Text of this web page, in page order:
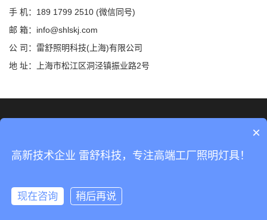
手 机：189 1799 2510 (微信同号)
邮 箱：info@shlskj.com
公 司：雷舒照明科技(上海)有限公司
地 址：上海市松江区洞泾镇振业路2号
×
高新技术企业 雷舒科技，专注高端工厂照明灯具！
现在咨询 稍后再说